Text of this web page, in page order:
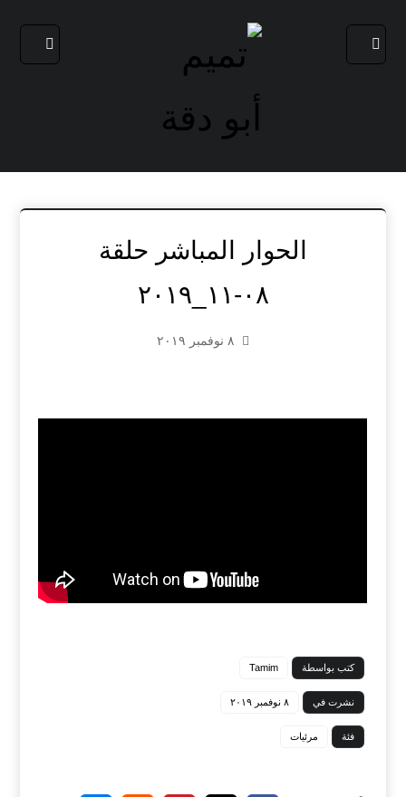
الحوار المباشر حلقة
٠٨-١١_٢٠١٩
٨ نوفمبر ٢٠١٩
كتب بواسطة Tamim
نشرت في ٨ نوفمبر ٢٠١٩
فئة مرئيات